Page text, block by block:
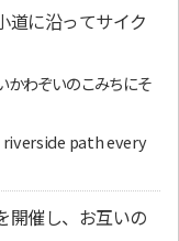
道に沿ってサイク
かわぞいのこみちにそ
path every
開催し、お互いの